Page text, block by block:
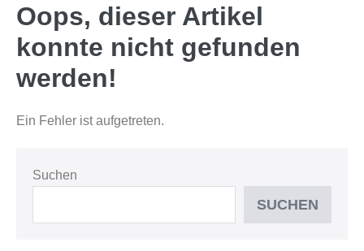
Oops, dieser Artikel
konnte nicht gefunden
werden!
Ein Fehler ist aufgetreten.
Suchen
SUCHEN